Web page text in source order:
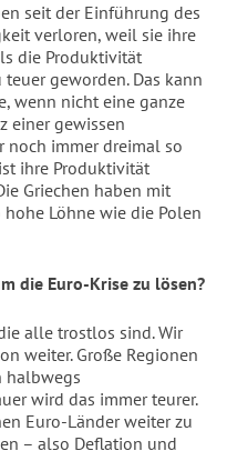
seit der Einführung des
verloren, weil sie ihre
die Produktivität
geworden. Das kann
wenn nicht eine ganze
einer gewissen
noch immer dreimal so
ihre Produktivität
Griechen haben mit
Löhne wie die Polen
die Euro-Krise zu lösen?
alle trostlos sind. Wir
weiter. Große Regionen
halbwegs
wird das immer teurer.
Euro-Länder weiter zu
– also Deflation und